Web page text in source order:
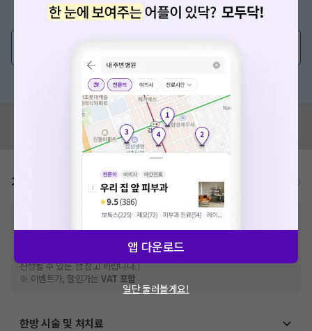
증상/치료, 궁금한 점이 있나요?
의사가 직접 답해드려요!
💬 무엇이든 물어보세요
혹은, 의료상담 서비스에 다양한 게시글 보러가기
혹시 잘못된 병원정보가 있나요?
모두닥 팀에 알려주세요!
가격표 비급여/급여 진료란?
추가비용 등으로 실제 가격과 상이할 수 있으니, 정확
한 가격은 해당 의료기관에 직접 문의해주세요.
건강보험심사평가원에 고지되어 있는 급여 진료 기준 가
격입니다. (진료와 연관된 복합적인 비용이 추가되어, 병원마다 금액이 다르게
산정될 수 있는 점 참고 바랍니다.)
※ 이벤트가, 할인가는VAT 포함
한방 시술 및 처치료
앱 다운로드
일단 둘러볼게요!